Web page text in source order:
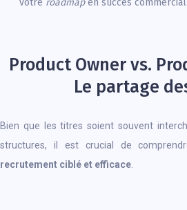
Product Owner vs.
Le partage
Bien que les titres soient souvent
structures, il est crucial de
recrutement ciblé et efficace